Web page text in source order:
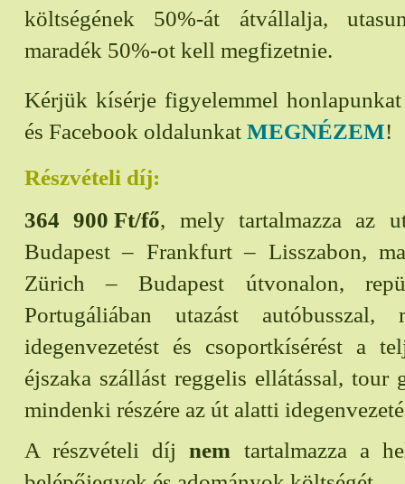
költségének 50%-át átvállalja,
maradék 50%-ot kell megfizetnie.
Kérjük kísérje figyelemmel
és Facebook oldalunkat MEGNÉZEM!
Részvételi díj:
364 900 Ft/fő, mely tartalmazza az
Budapest – Frankfurt – Lisszabon,
Zürich – Budapest útvonalon,
Portugáliában utazást autóbusszal,
idegenvezetést és csoportkísérést a
éjszaka szállást reggelis ellátással, tour
mindenki részére az út alatti
A részvételi díjnem tartalmazza a